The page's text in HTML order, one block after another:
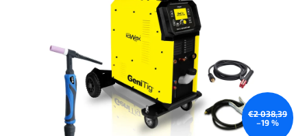
€2 038,39
–19 %